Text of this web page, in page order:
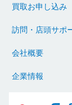
買取お申し込み
訪問・店頭サポ
会社概要
企業情報